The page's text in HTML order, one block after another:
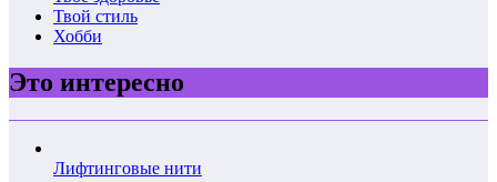
Твой стиль
Хобби
Это интересно
Лифтинговые нити